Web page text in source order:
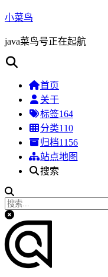
小菜鸟
java菜鸟号正在起航
首页
关于
标签164
分类110
归档1156
站点地图
搜索